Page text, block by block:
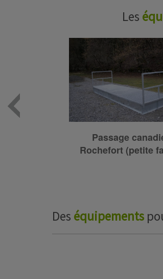
Les
Podium modulable
0.70 à 1.20m de
Des équipements